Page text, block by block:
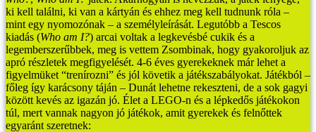
ki kell találni, ki van a kártyán és ehhez meg kell tudnunk róla –
mint egy nyomozónak – a személyleírását. Legutóbb a Tescos
kiadás (Who am I?) arcai voltak a legkevésbé cukik és a
legemberszerűbbek, meg is vettem Zsombinak, hogy gyakoroljuk az
apró részletek megfigyelését. 4-6 éves gyerekeknek már lehet a
figyelmüket “trenírozni” és jól követik a játékszabályokat. Játékból –
főleg így karácsony táján – Dunát lehetne rekeszteni, de a sok gagyi
között kevés az igazán jó. Élet a LEGO-n és a lépkedős játékokon
túl, mert vannak nagyon jó játékok, amit gyerekek és felnőttek
egyaránt szeretnek: